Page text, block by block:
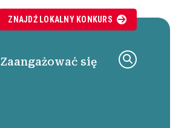
ZNAJDŹ LOKALNYKONKURS
Zaangażować się